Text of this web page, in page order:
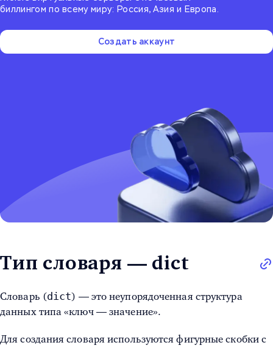
биллингом по всему миру: Россия, Азия и Европа.
Создать аккаунт
Тип словаря — dict
Словарь (dict) — это неупорядоченная структура
данных типа «ключ — значение».
Для создания словаря используются фигурные скобки с